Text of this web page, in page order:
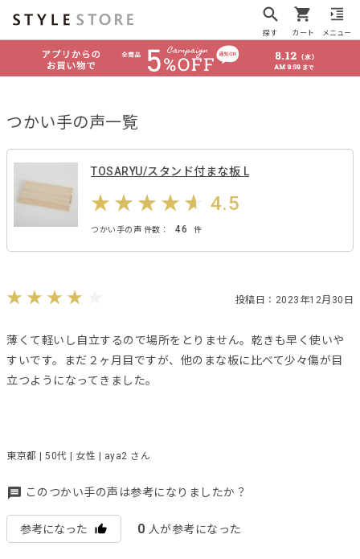
探す カート メニュー
つかい手の声一覧
TOSARYU/スタンド付まな板 L
4.5
つかい手の声 件数： 46 件
投稿日：2023年12月30日
薄くて軽いし自立するので場所をとりません。乾きも早く使いや
すいです。まだ２ヶ月目ですが、他のまな板に比べて少々傷が目
立つようになってきました。
東京都 | 50代 | 女性 | aya2 さん
このつかい手の声は参考になりましたか？
参考になった 0 人が参考になった